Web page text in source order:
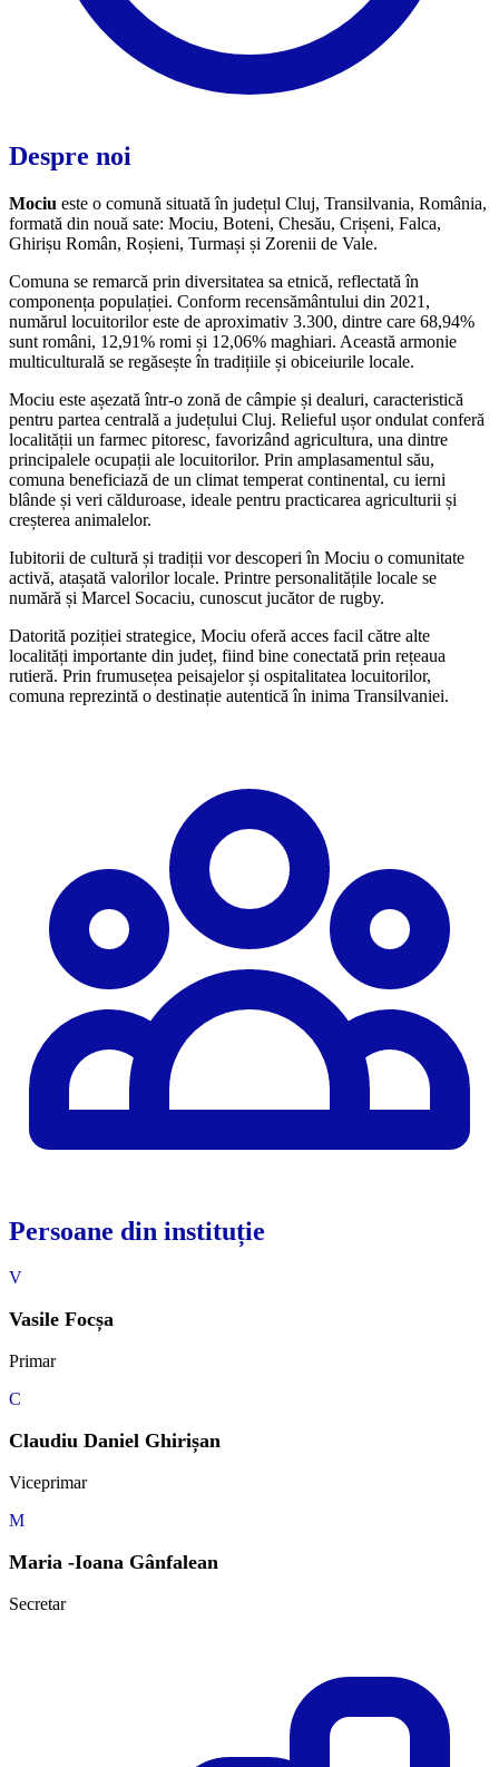
Despre noi
Mociu este o comună situată în județul Cluj, Transilvania, România,
formată din nouă sate: Mociu, Boteni, Chesău, Crișeni, Falca,
Ghirișu Român, Roșieni, Turmași și Zorenii de Vale.
Comuna se remarcă prin diversitatea sa etnică, reflectată în
componența populației. Conform recensământului din 2021,
numărul locuitorilor este de aproximativ 3.300, dintre care 68,94%
sunt români, 12,91% romi și 12,06% maghiari. Această armonie
multiculturală se regăsește în tradițiile și obiceiurile locale.
Mociu este așezată într-o zonă de câmpie și dealuri, caracteristică
pentru partea centrală a județului Cluj. Relieful ușor ondulat conferă
localității un farmec pitoresc, favorizând agricultura, una dintre
principalele ocupații ale locuitorilor. Prin amplasamentul său,
comuna beneficiază de un climat temperat continental, cu ierni
blânde și veri călduroase, ideale pentru practicarea agriculturii și
creșterea animalelor.
Iubitorii de cultură și tradiții vor descoperi în Mociu o comunitate
activă, atașată valorilor locale. Printre personalitățile locale se
numără și Marcel Socaciu, cunoscut jucător de rugby.
Datorită poziției strategice, Mociu oferă acces facil către alte
localități importante din județ, fiind bine conectată prin rețeaua
rutieră. Prin frumusețea peisajelor și ospitalitatea locuitorilor,
comuna reprezintă o destinație autentică în inima Transilvaniei.
Persoane din instituție
V
Vasile Focșa
Primar
C
Claudiu Daniel Ghirișan
Viceprimar
M
Maria -Ioana Gânfalean
Secretar